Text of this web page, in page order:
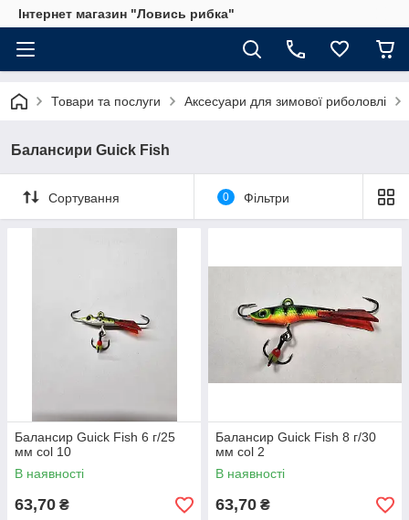
Інтернет магазин "Ловись рибка"
Товари та послуги Аксесуари для зимової риболовлі
Балансири Guick Fish
Сортування 0 Фільтри
Балансир Guick Fish 6 г/25
мм col 10
В наявності
63,70 ₴
Балансир Guick Fish 8 г/30
мм col 2
В наявності
63,70 ₴